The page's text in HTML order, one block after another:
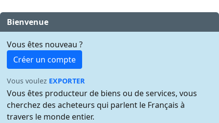
Bienvenue
Vous êtes nouveau ?
Créer un compte
Vous voulez EXPORTER
Vous êtes producteur de biens ou de services, vous
cherchez des acheteurs qui parlent le Français à
travers le monde entier.